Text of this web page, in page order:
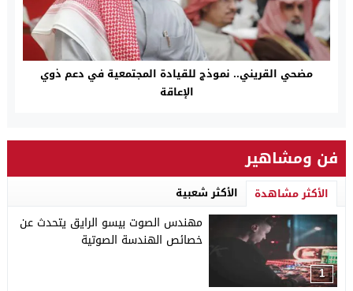
مضحي القريني.. نموذج للقيادة المجتمعية في دعم ذوي
الإعاقة
فن ومشاهير
الأكثر مشاهدة الأكثر شعبية
1
مهندس الصوت بيسو الرايق يتحدث عن
خصائص الهندسة الصوتية